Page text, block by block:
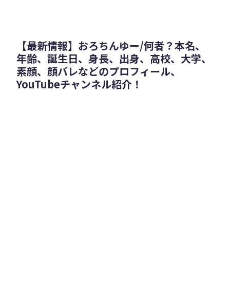
【最新情報】おろちんゆー/何者？本名、
年齢、誕生日、身長、出身、高校、大学、
素顔、顔バレなどのプロフィール、
YouTubeチャンネル紹介！